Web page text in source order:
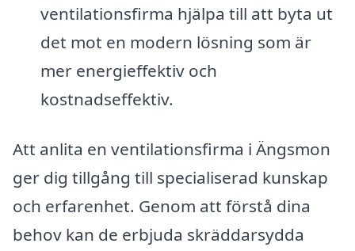
ventilationsfirma hjälpa till att byta ut
det mot en modern lösning som är
mer energieffektiv och
kostnadseffektiv.
Att anlita en ventilationsfirma i Ängsmon
ger dig tillgång till specialiserad kunskap
och erfarenhet. Genom att förstå dina
behov kan de erbjuda skräddarsydda